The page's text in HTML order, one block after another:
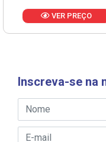
VER PREÇO
Inscreva-se na